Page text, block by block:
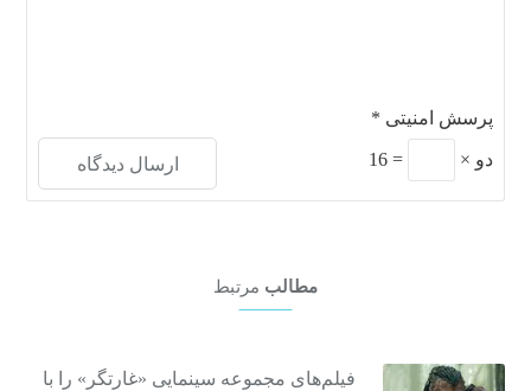
پرسش امنیتی *
دو ×
=
16
مطالب مرتبط
فیلم‌های مجموعه سینمایی «غارتگر» را با